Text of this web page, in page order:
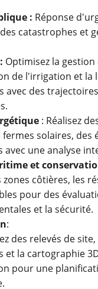
: Réponse
catastrophes et
Optimisez la
de l'irrigation et la
avec des
: Réalisez
fermes solaires, des
avec une analyse
et
zones côtières, les
pour des
et la sécurité.
:
des relevés de
et la cartographie
pour une